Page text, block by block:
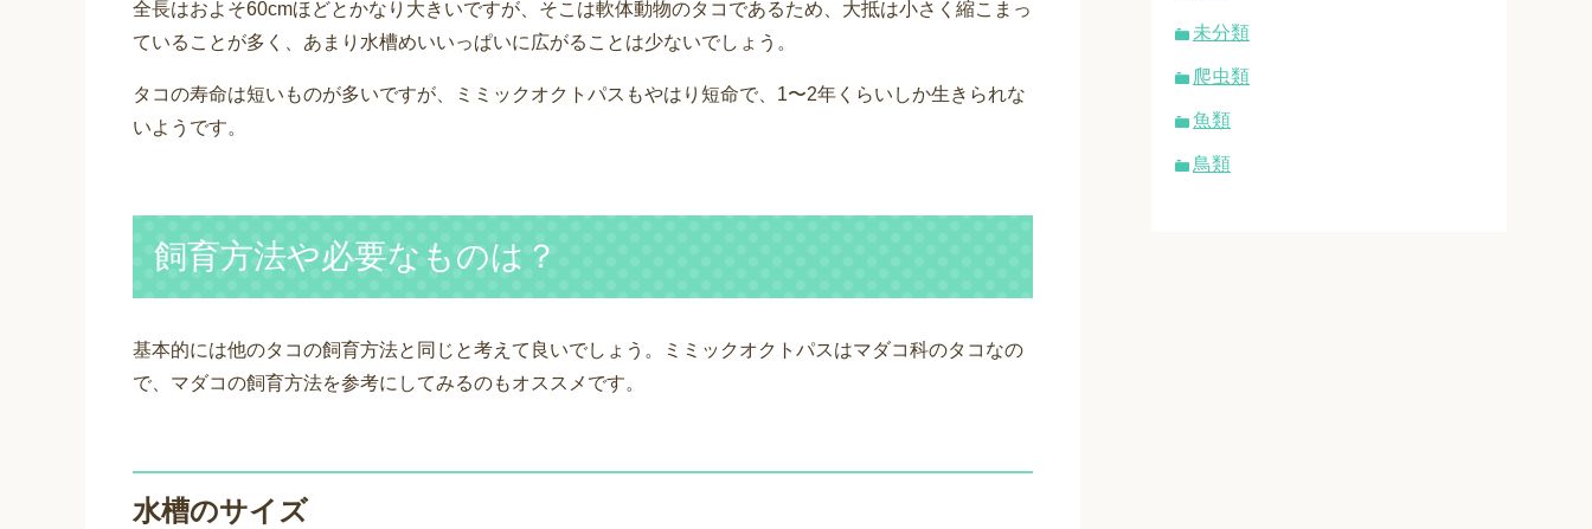
全長はおよそ60cmほどとかなり大きいですが、そこは軟体動物のタコであるため、大抵は小さく縮こまっ
ていることが多く、あまり水槽めいいっぱいに広がることは少ないでしょう。
タコの寿命は短いものが多いですが、ミミックオクトパスもやはり短命で、1〜2年くらいしか生きられな
いようです。
飼育方法や必要なものは？
基本的には他のタコの飼育方法と同じと考えて良いでしょう。ミミックオクトパスはマダコ科のタコなの
で、マダコの飼育方法を参考にしてみるのもオススメです。
水槽のサイズ
未分類
爬虫類
魚類
鳥類